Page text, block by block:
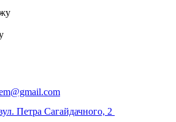
Петра Сагайдачного, 2